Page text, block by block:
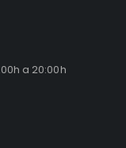
a 20:00h